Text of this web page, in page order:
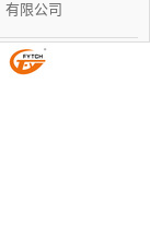
有限公司